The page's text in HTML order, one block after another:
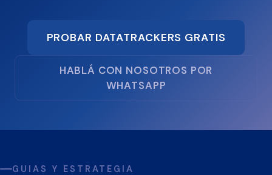
PROBAR DATATRACKERS GRATIS
HABLÁ CON NOSOTROS POR
WHATSAPP
GUIAS Y ESTRATEGIA